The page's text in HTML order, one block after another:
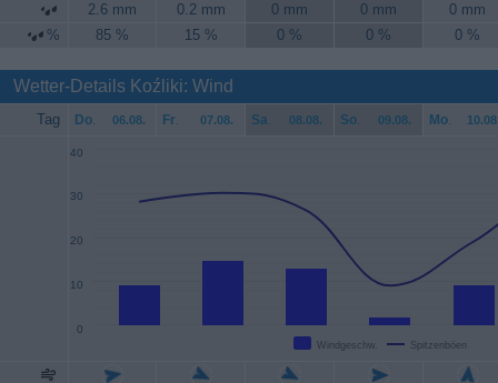
2.6 mm 0.2 mm 0 mm 0 mm
0 mm
%
85 % 15 % 0 % 0 % 0 %
Wetter-Details Koźliki: Wind
Tag Do. 06.08. Fr. 07.08. Sa. 08.08. So. 09.08. Mo.
Windgeschw. Spitzenböen
0
10
20
30
40